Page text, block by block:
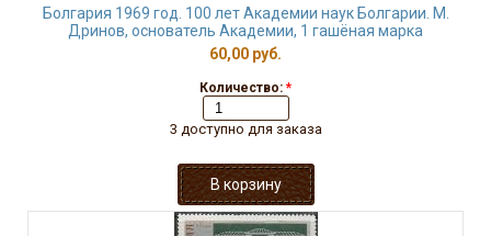
Болгария 1969 год. 100 лет Академии наук Болгарии. М.
Дринов, основатель Академии, 1 гашёная марка
60,00 руб.
Количество: *
3 доступно для заказа